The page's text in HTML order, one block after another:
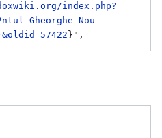
index.php?
}